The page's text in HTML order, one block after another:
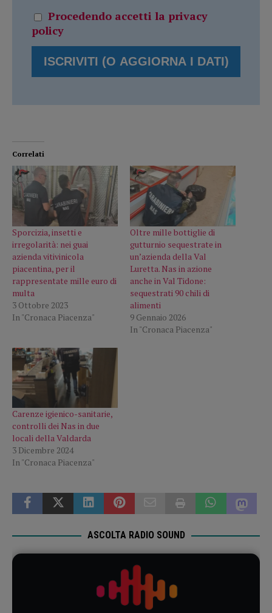
Procedendo accetti la privacy
policy
Correlati
Sporcizia, insetti e
irregolarità: nei guai
azienda vitivinicola
piacentina, per il
rappresentate mille euro di
multa
3 Ottobre 2023
In "Cronaca Piacenza"
Oltre mille bottiglie di
gutturnio sequestrate in
un’azienda della Val
Luretta. Nas in azione
anche in Val Tidone:
sequestrati 90 chili di
alimenti
9 Gennaio 2026
In "Cronaca Piacenza"
Carenze igienico-sanitarie,
controlli dei Nas in due
locali della Valdarda
3 Dicembre 2024
In "Cronaca Piacenza"
ASCOLTA RADIO SOUND